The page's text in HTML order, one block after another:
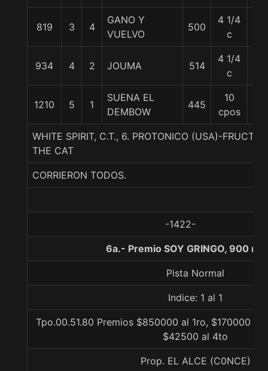
819 3 4
GANO Y
VUELVO
500
4 1/4
c
934 4 2 JOUMA 514
4 1/4
c
1210 5 1
SUENA EL
DEMBOW
445
10
cpos
WHITE SPIRIT, C.T., 6. PROTONICO (USA)-
THE CAT
CORRIERON TODOS.
-1422-
6a.- Premio SOY GRINGO, 900
Pista Normal
Indice: 1 al 1
Tpo.00.51.80 Premios $850000 al 1ro, $170000
$42500 al 4to
Prop. EL ALCE (C0NCE)